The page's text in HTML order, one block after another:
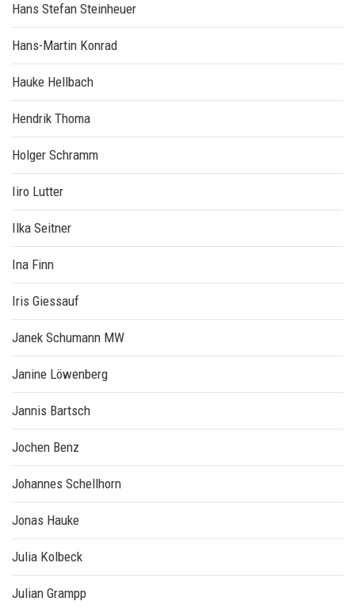
Hans Stefan Steinheuer
Hans-Martin Konrad
Hauke Hellbach
Hendrik Thoma
Holger Schramm
Iiro Lutter
Ilka Seitner
Ina Finn
Iris Giessauf
Janek Schumann MW
Janine Löwenberg
Jannis Bartsch
Jochen Benz
Johannes Schellhorn
Jonas Hauke
Julia Kolbeck
Julian Grampp